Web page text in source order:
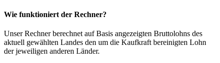
Wie funktioniert der Rechner?
Unser Rechner berechnet auf Basis angezeigten Bruttolohns des
aktuell gewählten Landes den um die Kaufkraft bereinigten Lohn
der jeweiligen anderen Länder.